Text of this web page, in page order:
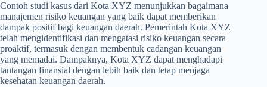
Contoh studi kasus dari Kota XYZ menunjukkan bagaimana
manajemen risiko keuangan yang baik dapat memberikan
dampak positif bagi keuangan daerah. Pemerintah Kota XYZ
telah mengidentifikasi dan mengatasi risiko keuangan secara
proaktif, termasuk dengan membentuk cadangan keuangan
yang memadai. Dampaknya, Kota XYZ dapat menghadapi
tantangan finansial dengan lebih baik dan tetap menjaga
kesehatan keuangan daerah.